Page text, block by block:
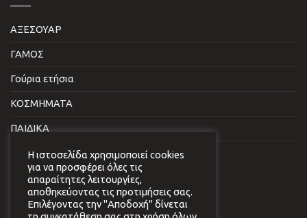
ΑΞΕΣΟΥΑΡ
ΓΑΜΟΣ
Γούρια ετήσια
ΚΟΣΜΗΜΑΤΑ
ΠΑΙΔΙΚΑ
ΣΠΙΤΙ & ΓΡΑΦΕΙΟ
NEWSLETTER
Η ιστοσελίδα χρησιμοποιεί cookies
για να προσφέρει όλες τις
απαραίτητες λειτουργίες,
αποθηκεύοντας τις προτιμήσεις σας.
Επιλέγοντας την "Αποδοχή" δίνεται